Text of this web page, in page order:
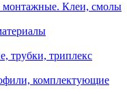
монтажные. Клеи, смолы
трубки, триплекс
комплектующие